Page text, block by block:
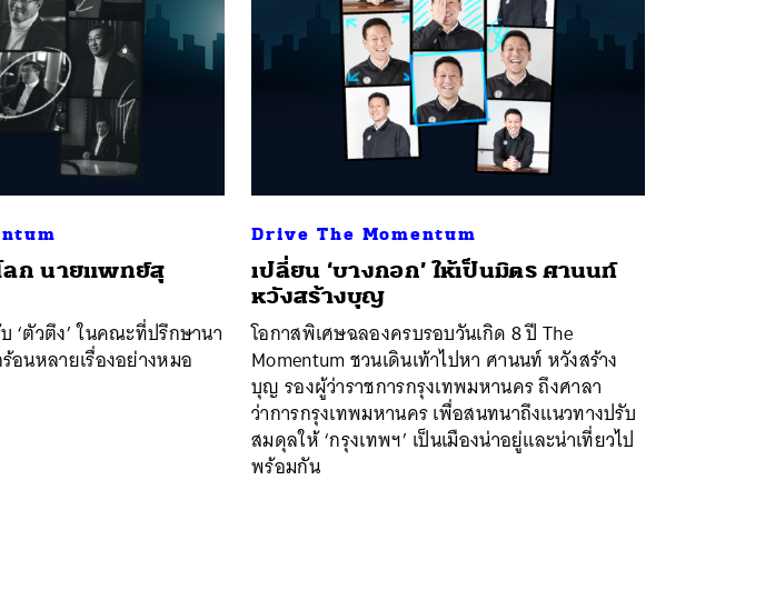
ก นายแพทย์สุ
ตัวตึง’ ในคณะที่ปรึกษานา
นหลายเรื่องอย่างหมอ
Drive The Momentum
เปลี่ยน ‘บางกอก’ ให้เป็นมิตร ศานนท์
หวังสร้างบุญ
โอกาสพิเศษฉลองครบรอบวันเกิด 8 ปี The
Momentum ชวนเดินเท้าไปหา ศานนท์ หวังสร้าง
บุญ รองผู้ว่าราชการกรุงเทพมหานคร ถึงศาลา
ว่าการกรุงเทพมหานคร เพื่อสนทนาถึงแนวทางปรับ
สมดุลให้ ‘กรุงเทพฯ’ เป็นเมืองน่าอยู่และน่าเที่ยวไป
พร้อมกัน
LINE EMAIL